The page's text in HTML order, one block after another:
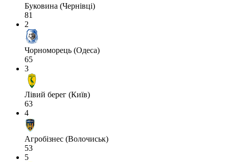
Буковина (Чернівці)
81
2
Чорноморець (Одеса)
65
3
Лівий берег (Київ)
63
4
Агробізнес (Волочиськ)
53
5